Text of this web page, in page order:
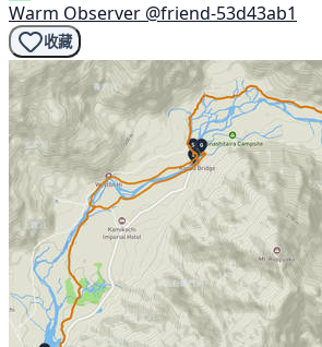
Warm Observer @friend-53d43ab1
收藏